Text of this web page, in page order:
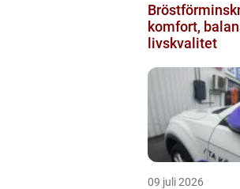
komfort,
livskvalitet
09 juli 2026